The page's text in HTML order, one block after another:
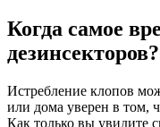
Когда самое
дезинсекторов?
Истребление клопов
или дома уверен в том,
Как только вы увидите